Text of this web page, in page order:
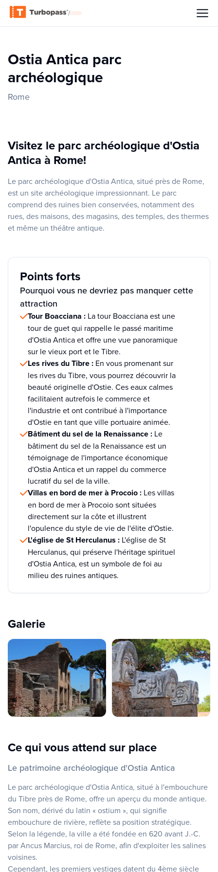
/
Ostia Antica parc
archéologique
Rome
Visitez le parc archéologique d'Ostia
Antica à Rome!
Le parc archéologique d'Ostia Antica, situé près de Rome,
est un site archéologique impressionnant. Le parc
comprend des ruines bien conservées, notamment des
rues, des maisons, des magasins, des temples, des thermes
et même un théâtre antique.
Points forts
Pourquoi vous ne devriez pas manquer cette
attraction
Tour Boacciana : La tour Boacciana est une
tour de guet qui rappelle le passé maritime
d'Ostia Antica et offre une vue panoramique
sur le vieux port et le Tibre.
Les rives du Tibre : En vous promenant sur
les rives du Tibre, vous pourrez découvrir la
beauté originelle d'Ostie. Ces eaux calmes
facilitaient autrefois le commerce et
l'industrie et ont contribué à l'importance
d'Ostie en tant que ville portuaire animée.
Bâtiment du sel de la Renaissance : Le
bâtiment du sel de la Renaissance est un
témoignage de l'importance économique
d'Ostia Antica et un rappel du commerce
lucratif du sel de la ville.
Villas en bord de mer à Procoio : Les villas
en bord de mer à Procoio sont situées
directement sur la côte et illustrent
l'opulence du style de vie de l'élite d'Ostie.
L'église de St Herculanus : L'église de St
Herculanus, qui préserve l'héritage spirituel
d'Ostia Antica, est un symbole de foi au
milieu des ruines antiques.
Galerie
Ce qui vous attend sur place
Le patrimoine archéologique d'Ostia Antica
Le parc archéologique d'Ostia Antica, situé à l'embouchure
du Tibre près de Rome, offre un aperçu du monde antique.
Son nom, dérivé du latin « ostium », qui signifie
embouchure de rivière, reflète sa position stratégique.
Selon la légende, la ville a été fondée en 620 avant J.-C.
par Ancus Marcius, roi de Rome, afin d'exploiter les salines
voisines.
Cependant, les premiers vestiges datent du 4ème siècle